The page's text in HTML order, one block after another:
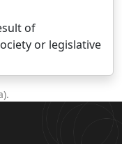
of
or legislative